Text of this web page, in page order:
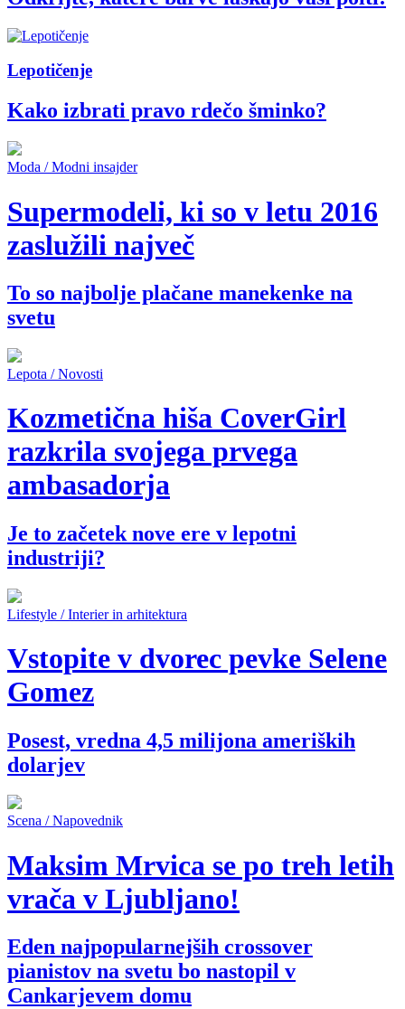
Lepotičenje
Kako izbrati pravo rdečo šminko?
Moda / Modni insajder
Supermodeli, ki so v letu 2016
zaslužili največ
To so najbolje plačane manekenke na
svetu
Lepota / Novosti
Kozmetična hiša CoverGirl
razkrila svojega prvega
ambasadorja
Je to začetek nove ere v lepotni
industriji?
Lifestyle / Interier in arhitektura
​Vstopite v dvorec pevke Selene
Gomez
​Posest, vredna 4,5 milijona ameriških
dolarjev
Scena / Napovednik
Maksim Mrvica se po treh letih
vrača v Ljubljano!
Eden najpopularnejših crossover
pianistov na svetu bo nastopil v
Cankarjevem domu